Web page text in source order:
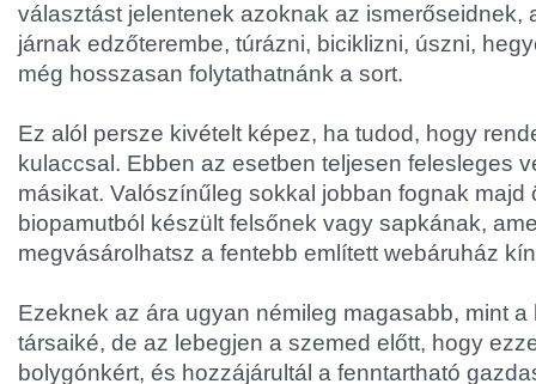
választást jelentenek azoknak az ismerőseidnek,
járnak edzőterembe, túrázni, biciklizni, úszni,
még hosszasan folytathatnánk a sort.
Ez alól persze kivételt képez, ha tudod, hogy
kulaccsal. Ebben az esetben teljesen felesleges
másikat. Valószínűleg sokkal jobban fognak majd
biopamutból készült felsőnek vagy sapkának,
megvásárolhatsz a fentebb említett webáruház
Ezeknek az ára ugyan némileg magasabb, mint
társaiké, de az lebegjen a szemed előtt, hogy
bolygónkért, és hozzájárultál a fenntartható